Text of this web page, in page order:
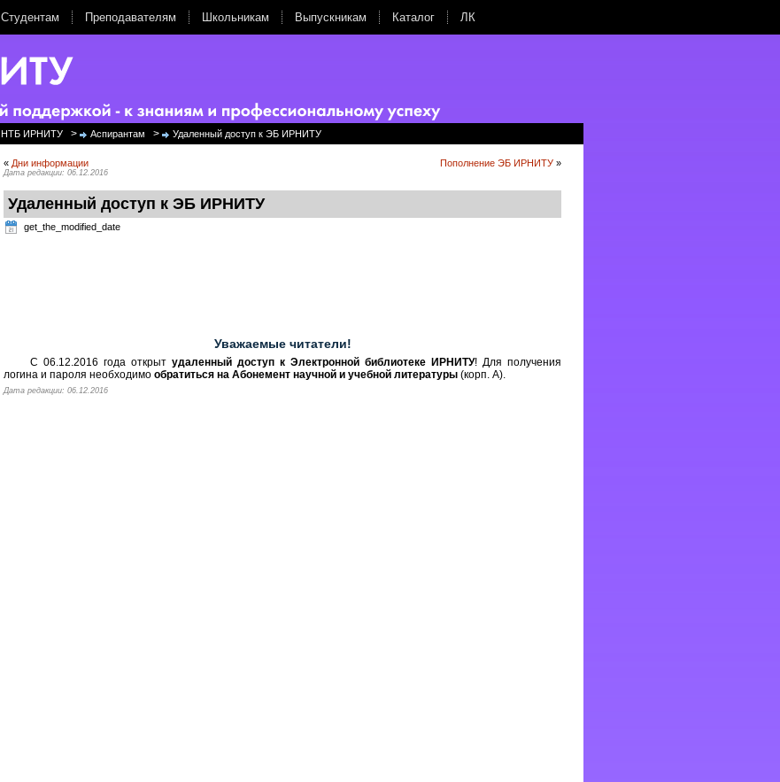
Студентам Преподавателям Школьникам Выпускникам Каталог ЛК
НТБ ИРНИТУ > Аспирантам > Удаленный доступ к ЭБ ИРНИТУ
« Дни информации Пополнение ЭБ ИРНИТУ »
Дата редакции: 06.12.2016
Удаленный доступ к ЭБ ИРНИТУ
get_the_modified_date
Уважаемые читатели!
С 06.12.2016 года открытудаленный доступ к Электронной библиотеке ИРНИТУ! Для получения
логина и пароля необходимо обратиться на Абонемент научной и учебной литературы (корп. А).
Дата редакции: 06.12.2016